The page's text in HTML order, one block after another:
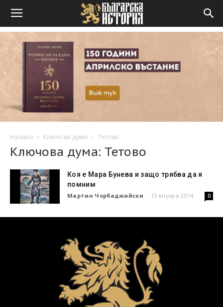
Начало Ключови думи Тетово
Ключова дума: Тетово
Коя е Мара Бунева и защо трябва да я
помним
Мартин Чорбаджийски - 13 януари 2014 0